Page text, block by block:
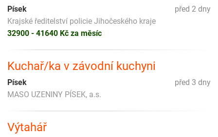
před 2 dny
Písek
Krajské ředitelství policie Jihočeského kraje
32900 - 41640 Kč za měsíc
Kuchař/ka v závodní kuchyni
před 3 dny
Písek
MASO UZENINY PÍSEK, a.s.
Výtahář